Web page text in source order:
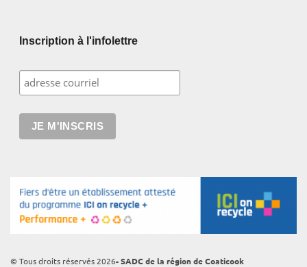
Inscription à l'infolettre
© Tous droits réservés 2026- SADC de la région de Coaticook